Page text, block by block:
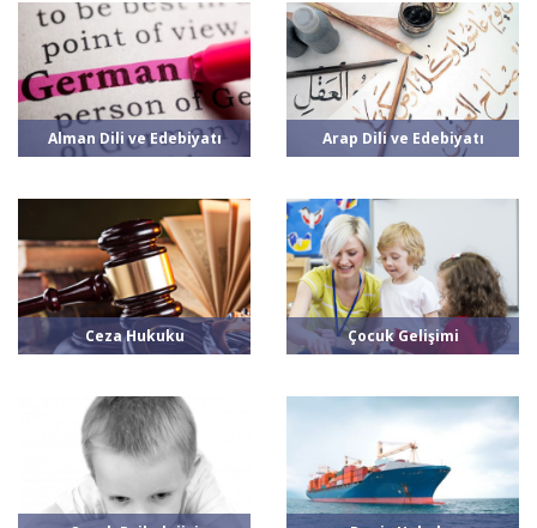
Alman Dili ve Edebiyatı Arap Dili ve Edebiyatı
Ceza Hukuku Çocuk Gelişimi